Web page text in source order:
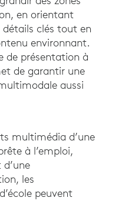
en orientant
détails clés tout en
environnant.
de présentation à
de garantir une
aussi
multimédia d’une
à l’emploi,
les
peuvent